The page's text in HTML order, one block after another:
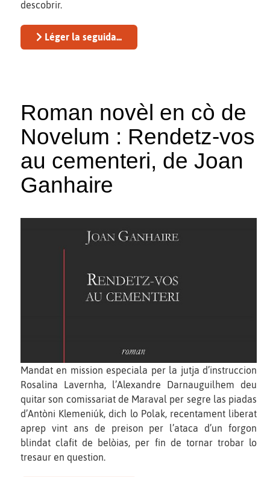
descobrir.
Léger la seguida...
Roman novèl en cò de
Novelum : Rendetz-vos
au cementeri, de Joan
Ganhaire
Mandat en mission especiala per la jutja d’instruccion
Rosalina Lavernha, l’Alexandre Darnauguilhem deu
quitar son comissariat de Maraval per segre las piadas
d’Antòni Klemeniúk, dich lo Polak, recentament liberat
aprep vint ans de preison per l’ataca d’un forgon
blindat clafit de belòias, per fin de tornar trobar lo
tresaur en question.